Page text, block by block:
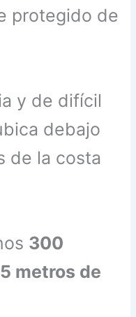
protegido de
y de difícil
debajo
de la costa
300
metros de